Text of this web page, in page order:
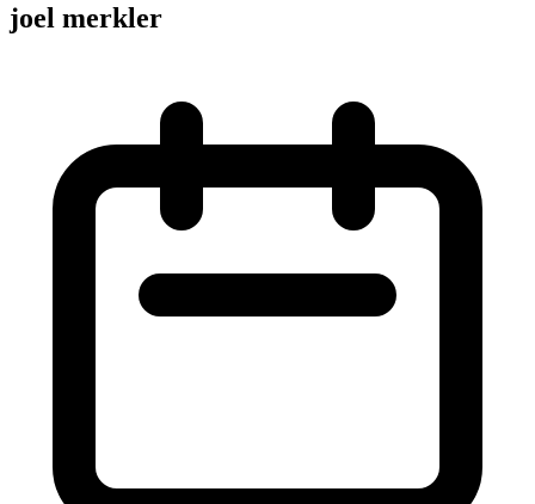
joel merkler